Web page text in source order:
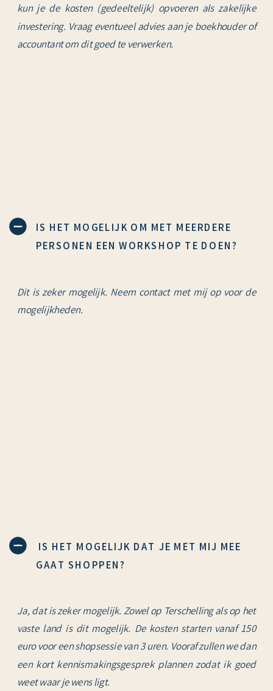
kun je de kosten (gedeeltelijk) opvoeren als zakelijke
investering. Vraag eventueel advies aan je boekhouder of
accountant om dit goed te verwerken.
IS HET MOGELIJK OM MET MEERDERE
PERSONEN EEN WORKSHOP TE DOEN?
Dit is zeker mogelijk. Neem contact met mij op voor de
mogelijkheden.
IS HET MOGELIJK DAT JE MET MIJ MEE
GAAT SHOPPEN?
Ja, dat is zeker mogelijk. Zowel op Terschelling als op het
vaste land is dit mogelijk. De kosten starten vanaf 150
euro voor een shopsessie van 3 uren. Vooraf zullen we dan
een kort kennismakingsgesprek plannen zodat ik goed
weet waar je wens ligt.